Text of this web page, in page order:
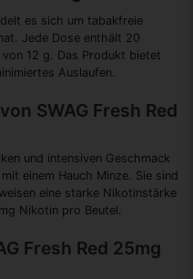
es sich um tabakfreie
Jede Dose enthält 20
12 g. Das Produkt bietet
Auslaufen.
SWAG Fresh Red
und intensiven Geschmack
einem Hauch Minze. Sie sind
eine starke Nikotinstärke
Nikotin pro Beutel.
Fresh Red 25mg